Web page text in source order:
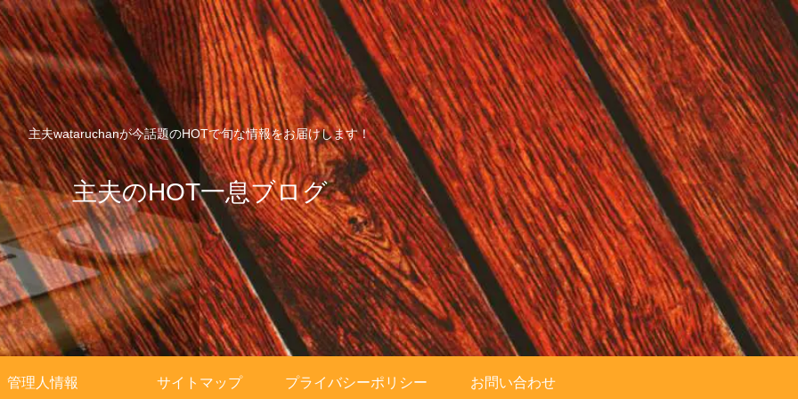
主夫wataruchanが今話題のHOTで旬な情報をお届けします！
主夫のHOT一息ブログ
管理人情報 サイトマップ プライバシーポリシー お問い合わせ